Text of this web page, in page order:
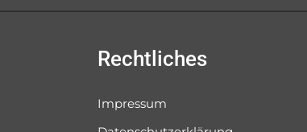
Rechtliches
Impressum